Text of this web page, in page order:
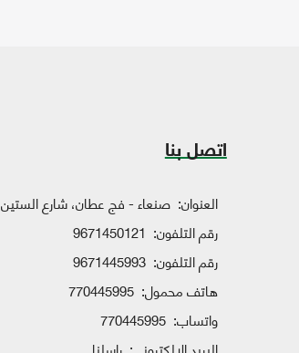
اتصل بنا
العنوان: صنعاء - فج عطان، شارع الستين
رقم التلفون: 9671450121
رقم التلفون: 9671445993
هاتف محمول: 770445995
واتساب: 770445995